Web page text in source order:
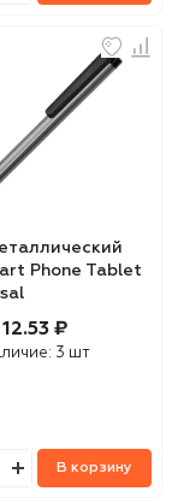
Phone Tablet
12.53 ₽
3 шт
В корзину